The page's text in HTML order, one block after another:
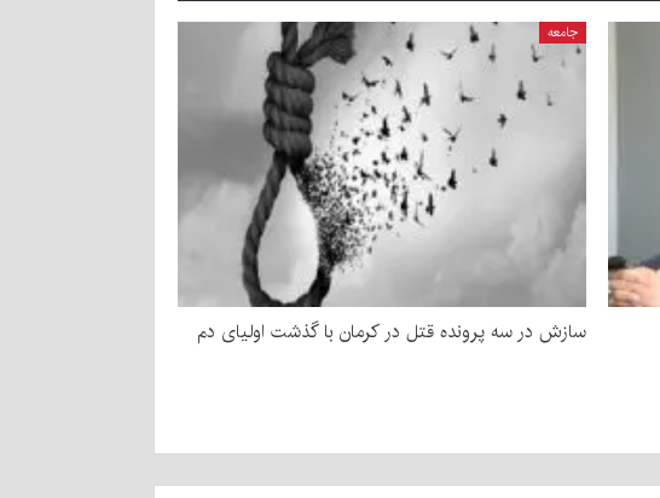
جامعه
سازش در سه پرونده قتل در کرمان با گذشت اولیای دم